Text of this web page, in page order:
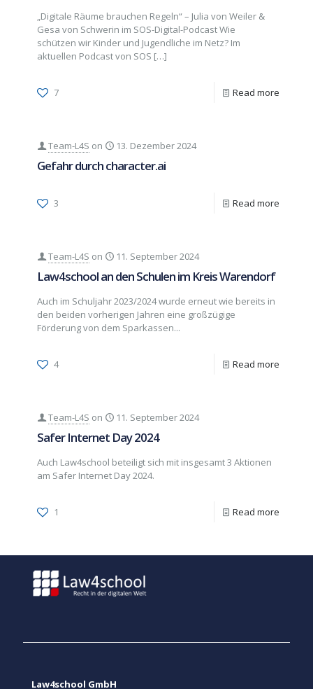
„Digitale Räume brauchen Regeln“ – Julia von Weiler &
Gesa von Schwerin im SOS-Digital-Podcast Wie
schützen wir Kinder und Jugendliche im Netz? Im
aktuellen Podcast von SOS […]
7 Read more
Team-L4S on 13. Dezember 2024
Gefahr durch character.ai
3 Read more
Team-L4S on 11. September 2024
Law4school an den Schulen im Kreis Warendorf
Auch im Schuljahr 2023/2024 wurde erneut wie bereits in
den beiden vorherigen Jahren eine großzügige
Förderung von dem Sparkassen...
4 Read more
Team-L4S on 11. September 2024
Safer Internet Day 2024
Auch Law4school beteiligt sich mit insgesamt 3 Aktionen
am Safer Internet Day 2024.
1 Read more
Law4school GmbH